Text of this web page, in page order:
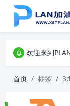
欢迎来到
欢迎来到
首页 标签 3d